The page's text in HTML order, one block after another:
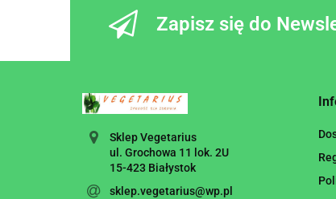
Zapisz się do
Sklep Vegetarius
ul. Grochowa 11 lok. 2U
15-423 Białystok
sklep.vegetarius@wp.pl